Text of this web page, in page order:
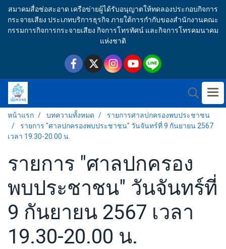
สมาคมสื่อช่อสะอาด เครือข่ายผู้ได้รับอนุญาตให้ทดลองประกอบกิจการ
กระจายเสียง ประเภทบริการธุรกิจ ภายใต้การกำกับของสำนักงานคณะ
กรรมการกิจการกระจายเสียง กิจการโทรทัศน์ และกิจการโทรคมนาคม
แห่งชาติ
หน้าแรก บทความทั้งหมด
รายการศาลปกครองพบประชาชน
รายการ "ศาลปกครองพบประชาชน" วันจันทร์ที่ 9 กันยายน 2567
เวลา 19.30-20.00 น.
รายการ "ศาลปกครอง
พบประชาชน" วันจันทร์ที่
9 กันยายน 2567 เวลา
19.30-20.00 น.